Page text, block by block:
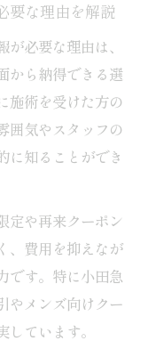
要な理由を解説
必要な理由は、
から納得できる選
施術を受けた方の
囲気やスタッフの
に知ることができ
定や再来クーポン
、費用を抑えなが
です。特に小田急
やメンズ向けクー
ています。